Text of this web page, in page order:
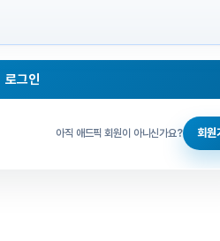
로그인
아직 애드픽 회원이 아니신가요? 회원